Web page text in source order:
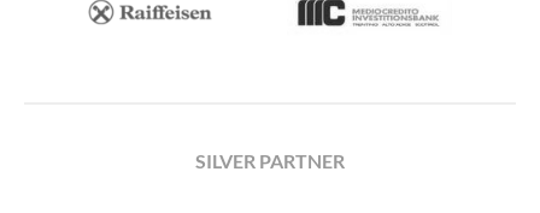
SILVER PARTNER